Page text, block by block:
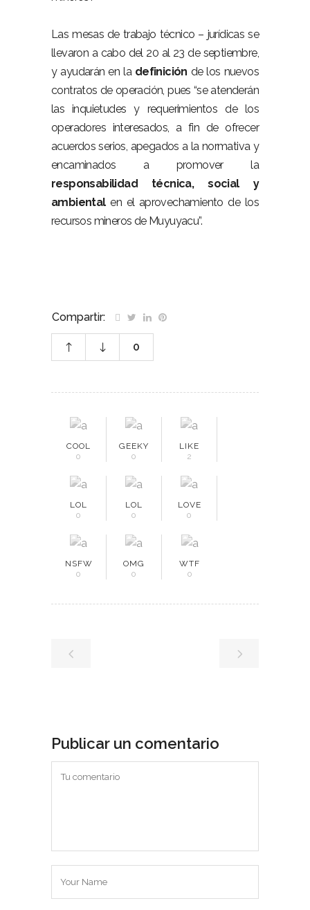
Las mesas de trabajo técnico – jurídicas se
llevaron a cabo del 20 al 23 de septiembre,
y ayudarán en la definición de los nuevos
contratos de operación, pues “se atenderán
las inquietudes y requerimientos de los
operadores interesados, a fin de ofrecer
acuerdos serios, apegados a la normativa y
encaminados a promover la
responsabilidad técnica, social y
ambientalen el aprovechamiento de los
recursos mineros de Muyuyacu”.
Compartir:
0
COOL
0
GEEKY
0
LIKE
2
LOL
0
LOL
0
LOVE
0
NSFW
0
OMG
0
WTF
0
Publicar un comentario